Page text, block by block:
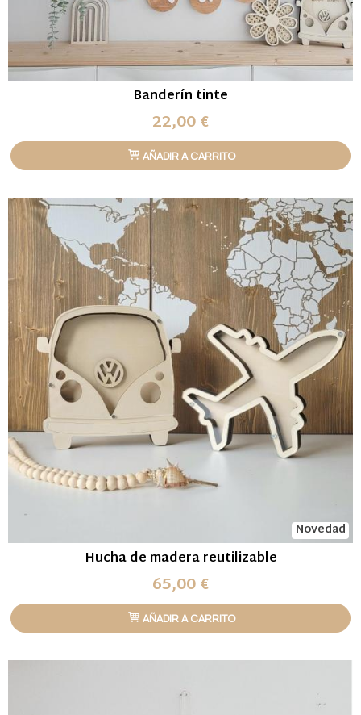
Banderín tinte
22,00 €
AÑADIR A CARRITO
Novedad
Hucha de madera reutilizable
65,00 €
AÑADIR A CARRITO